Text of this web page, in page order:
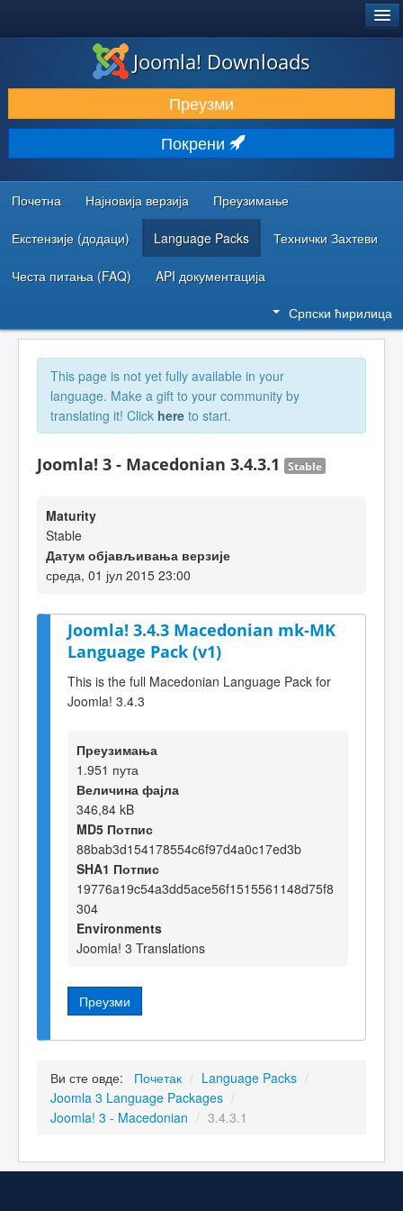
ПРЕУЗИМАЊЕ И ПРОШИРЕЊА (ЕКСТЕНЗИЈЕ)
ОТКРИЈТЕ И НАУЧИТЕ
ЗАЈЕДНИЦА И ПОДРШКА
РЕСУРСИ ЗА РАЗВОЈ
Joomla! Downloads
Преузми
Покрени
Почетна Најновија верзија Преузимање
Екстензије (додаци) Language Packs Технички Захтеви
Честа питања (FAQ) API документација
Српски ћирилица
This page is not yet fully available in your
language. Make a gift to your community by
translating it! Click here to start.
Joomla! 3 - Macedonian 3.4.3.1 Stable
Maturity
Stable
Датум објављивања верзије
среда, 01 јул 2015 23:00
Joomla! 3.4.3 Macedonian mk-MK
Language Pack (v1)
This is the full Macedonian Language Pack for
Joomla! 3.4.3
Преузимања
1.951 пута
Величина фајла
346,84 kB
MD5 Потпис
88bab3d154178554c6f97d4a0c17ed3b
SHA1 Потпис
19776a19c54a3dd5ace56f1515561148d75f8
304
Environments
Joomla! 3 Translations
Преузми
Ви сте овде: Почетак / Language Packs /
Joomla 3 Language Packages /
Joomla! 3 - Macedonian / 3.4.3.1